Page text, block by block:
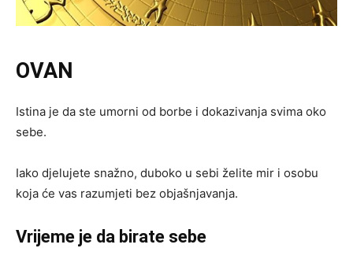
OVAN
Istina je da ste umorni od borbe i dokazivanja svima oko
sebe.
Iako djelujete snažno, duboko u sebi želite mir i osobu
koja će vas razumjeti bez objašnjavanja.
Vrijeme je da birate sebe